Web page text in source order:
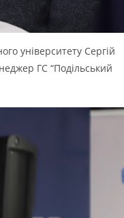
університету Сергій
ГС “Подільський